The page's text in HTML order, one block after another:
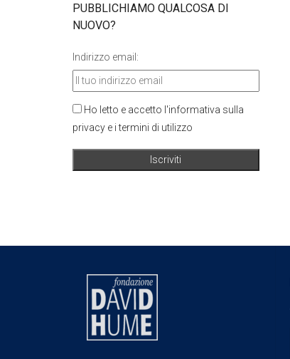
PUBBLICHIAMO QUALCOSA DI
NUOVO?
Indirizzo email:
Ho letto e accetto l'informativa sulla
privacy e i termini di utilizzo